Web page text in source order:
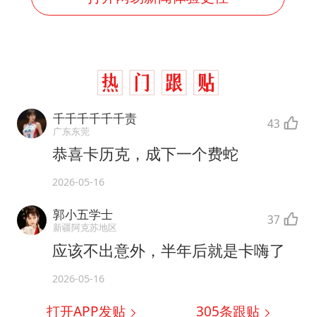
千千千千千千责
广东东莞 43
恭喜卡历克，成下一个费蛇
2026-05-16
郭小五学士
新疆阿克苏地区 37
应该不出意外，半年后就是卡嗨了
2026-05-16
打开APP发贴 305条跟贴